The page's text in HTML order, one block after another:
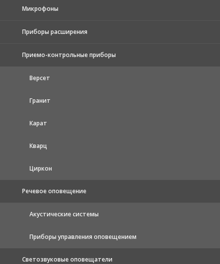
Микрофоны
Приборы расширения
Приемо-контрольные приборы
Версет
Гранит
Карат
Кварц
Циркон
Речевое оповещение
Акустические системы
Приборы управления оповещением
Светозвуковые оповещатели